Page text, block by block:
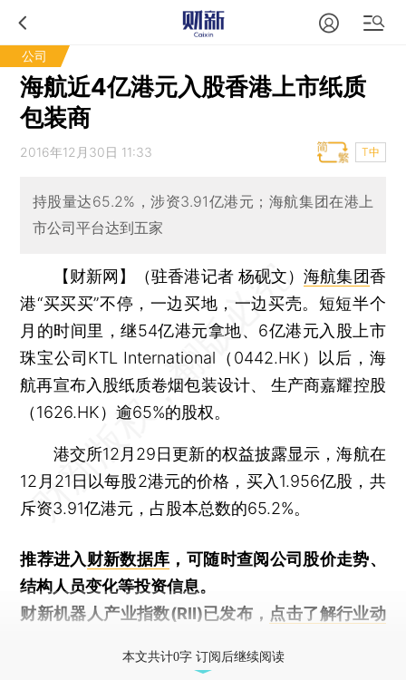
公司
海航近4亿港元入股香港上市纸质
包装商
2016年12月30日 11:33 T中
持股量达65.2%，涉资3.91亿港元；海航集团在港上
市公司平台达到五家
【财新网】（驻香港记者 杨砚文）海航集团香
港“买买买”不停，一边买地，一边买壳。短短半个
月的时间里，继54亿港元拿地、6亿港元入股上市
珠宝公司KTL International（0442.HK）以后，海
航再宣布入股纸质卷烟包装设计、 生产商嘉耀控股
（1626.HK）逾65%的股权。
港交所12月29日更新的权益披露显示，海航在
12月21日以每股2港元的价格，买入1.956亿股，共
斥资3.91亿港元，占股本总数的65.2%。
推荐进入财新数据库 ，可随时查阅公司股价走势、
结构人员变化等投资信息。
财新机器人产业指数(RII)已发布， 点击了解行业动
本文共计0字 订阅后继续阅读